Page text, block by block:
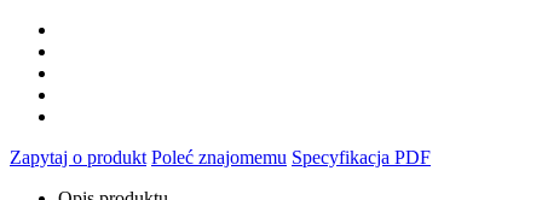
Zapytaj o produkt Poleć znajomemu Specyfikacja PDF